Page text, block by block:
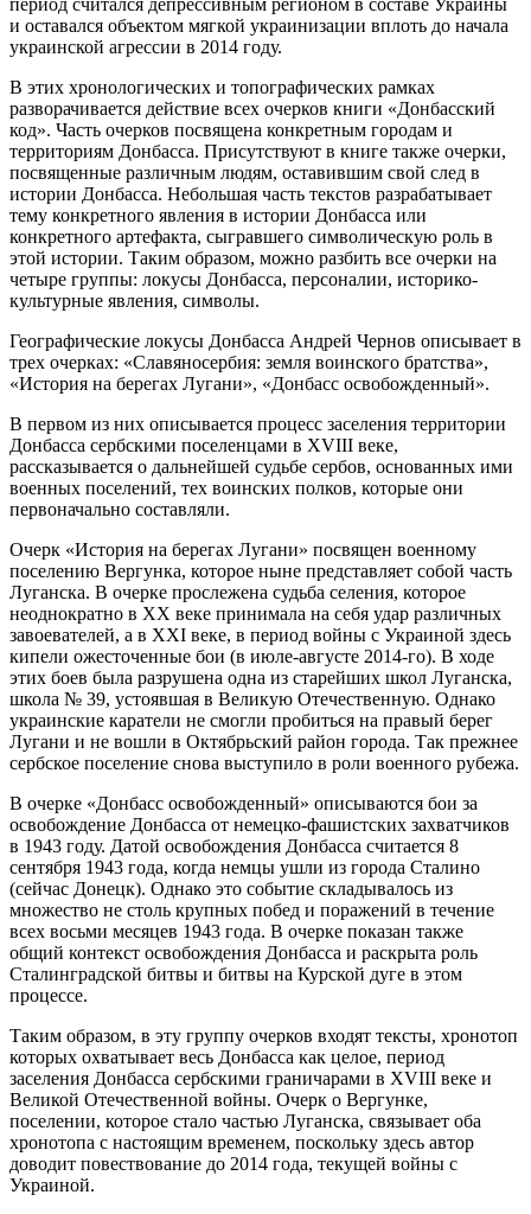
период считался депрессивным регионом в составе Украины
и оставался объектом мягкой украинизации вплоть до начала
украинской агрессии в 2014 году.
В этих хронологических и топографических рамках
разворачивается действие всех очерков книги «Донбасский
код». Часть очерков посвящена конкретным городам и
территориям Донбасса. Присутствуют в книге также очерки,
посвященные различным людям, оставившим свой след в
истории Донбасса. Небольшая часть текстов разрабатывает
тему конкретного явления в истории Донбасса или
конкретного артефакта, сыгравшего символическую роль в
этой истории. Таким образом, можно разбить все очерки на
четыре группы: локусы Донбасса, персоналии, историко-
культурные явления, символы.
Географические локусы Донбасса Андрей Чернов описывает в
трех очерках: «Славяносербия: земля воинского братства»,
«История на берегах Лугани», «Донбасс освобожденный».
В первом из них описывается процесс заселения территории
Донбасса сербскими поселенцами в XVIII веке,
рассказывается о дальнейшей судьбе сербов, основанных ими
военных поселений, тех воинских полков, которые они
первоначально составляли.
Очерк «История на берегах Лугани» посвящен военному
поселению Вергунка, которое ныне представляет собой часть
Луганска. В очерке прослежена судьба селения, которое
неоднократно в ХХ веке принимала на себя удар различных
завоевателей, а в ХХI веке, в период войны с Украиной здесь
кипели ожесточенные бои (в июле-августе 2014-го). В ходе
этих боев была разрушена одна из старейших школ Луганска,
школа № 39, устоявшая в Великую Отечественную. Однако
украинские каратели не смогли пробиться на правый берег
Лугани и не вошли в Октябрьский район города. Так прежнее
сербское поселение снова выступило в роли военного рубежа.
В очерке «Донбасс освобожденный» описываются бои за
освобождение Донбасса от немецко-фашистских захватчиков
в 1943 году. Датой освобождения Донбасса считается 8
сентября 1943 года, когда немцы ушли из города Сталино
(сейчас Донецк). Однако это событие складывалось из
множество не столь крупных побед и поражений в течение
всех восьми месяцев 1943 года. В очерке показан также
общий контекст освобождения Донбасса и раскрыта роль
Сталинградской битвы и битвы на Курской дуге в этом
процессе.
Таким образом, в эту группу очерков входят тексты, хронотоп
которых охватывает весь Донбасса как целое, период
заселения Донбасса сербскими граничарами в XVIII веке и
Великой Отечественной войны. Очерк о Вергунке,
поселении, которое стало частью Луганска, связывает оба
хронотопа с настоящим временем, поскольку здесь автор
доводит повествование до 2014 года, текущей войны с
Украиной.